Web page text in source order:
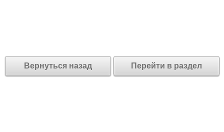
Вернуться назад Перейти в раздел